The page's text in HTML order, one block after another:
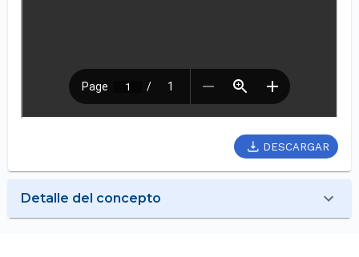
DESCARGAR
Detalle del concepto